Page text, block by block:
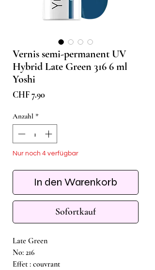
Vernis semi-permanent UV
Hybrid Late Green 316 6 ml
Yoshi
CHF 7.90
Anzahl *
Nur noch 4 verfügbar
In den Warenkorb
Sofortkauf
Late Green
No: 216
Effet : couvrant